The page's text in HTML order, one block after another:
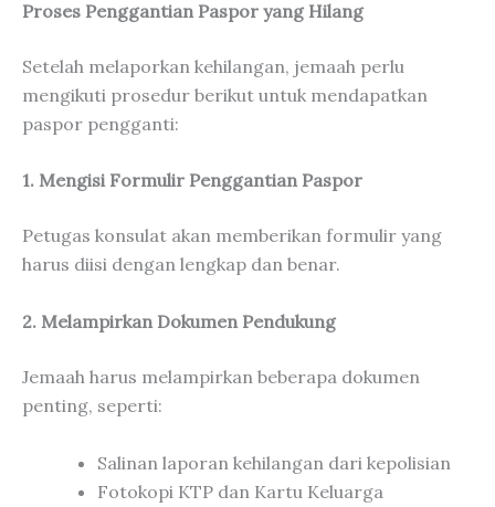
Proses Penggantian Paspor yang Hilang
Setelah melaporkan kehilangan, jemaah perlu
mengikuti prosedur berikut untuk mendapatkan
paspor pengganti:
1. Mengisi Formulir Penggantian Paspor
Petugas konsulat akan memberikan formulir yang
harus diisi dengan lengkap dan benar.
2. Melampirkan Dokumen Pendukung
Jemaah harus melampirkan beberapa dokumen
penting, seperti:
Salinan laporan kehilangan dari kepolisian
Fotokopi KTP dan Kartu Keluarga